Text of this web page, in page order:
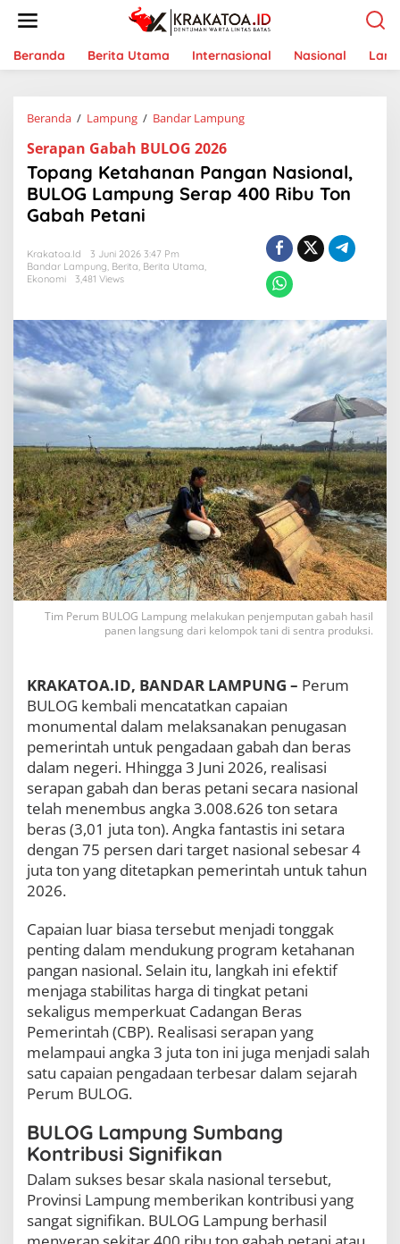
t
Beranda Berita Utama Internasional Nasional
Beranda / Lampung / Bandar Lampung
a
n
g
a
n
g
a
n
N
a
s
i
o
n
a
l
,
B
U
L
L
m
p
u
n
g
S
e
r
p
4
b
u
T
n
G
a
b
a
e
n
Serapan Gabah BULOG 2026
Topang Ketahanan Pangan Nasional,
BULOG Lampung Serap 400 Ribu Ton
Gabah Petani
Krakatoa.id
3 Juni 2026 3:47 Pm
Bandar Lampung, Berita, Berita Utama,
Ekonomi
3,481 Views
Tim Perum BULOG Lampung melakukan penjemputan gabah hasil
panen langsung dari kelompok tani di sentra produksi.
KRAKATOA.ID, BANDAR LAMPUNG – Perum
BULOG kembali mencatatkan capaian
monumental dalam melaksanakan penugasan
pemerintah untuk pengadaan gabah dan beras
dalam negeri. Hhingga 3 Juni 2026, realisasi
serapan gabah dan beras petani secara nasional
telah menembus angka 3.008.626 ton setara
beras (3,01 juta ton). Angka fantastis ini setara
dengan 75 persen dari target nasional sebesar 4
juta ton yang ditetapkan pemerintah untuk tahun
2026.
Capaian luar biasa tersebut menjadi tonggak
penting dalam mendukung program ketahanan
pangan nasional. Selain itu, langkah ini efektif
menjaga stabilitas harga di tingkat petani
sekaligus memperkuat Cadangan Beras
Pemerintah (CBP). Realisasi serapan yang
melampaui angka 3 juta ton ini juga menjadi salah
satu capaian pengadaan terbesar dalam sejarah
Perum BULOG.
BULOG Lampung Sumbang
Kontribusi Signifikan
Dalam sukses besar skala nasional tersebut,
Provinsi Lampung memberikan kontribusi yang
sangat signifikan. BULOG Lampung berhasil